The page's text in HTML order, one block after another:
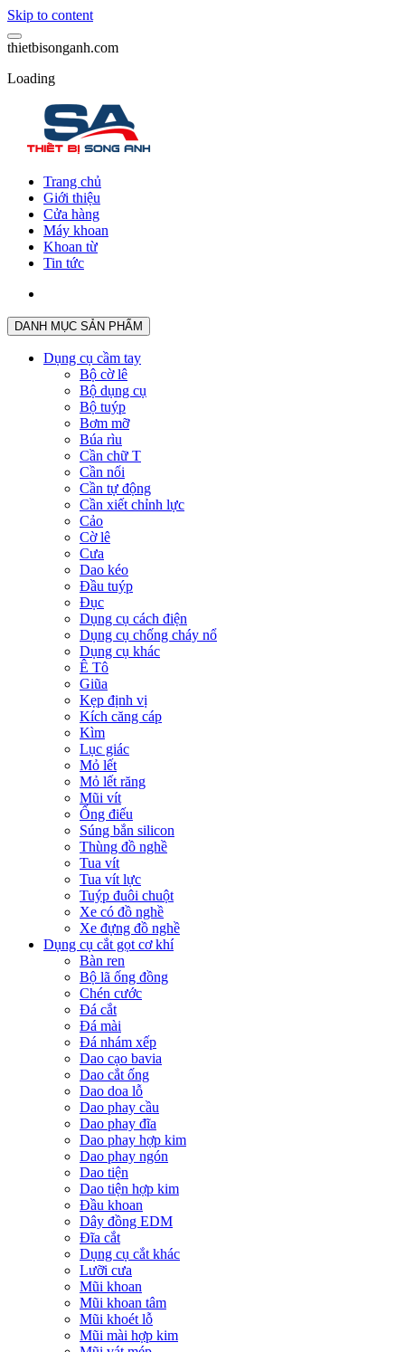
Skip to content
thietbisonganh.com
Loading
Trang chủ
Giới thiệu
Cửa hàng
Máy khoan
Khoan từ
Tin tức
DANH MỤC SẢN PHẨM
Dụng cụ cầm tay
Bộ cờ lê
Bộ dụng cụ
Bộ tuýp
Bơm mỡ
Búa rìu
Cần chữ T
Cần nối
Cần tự động
Cần xiết chỉnh lực
Cảo
Cờ lê
Cưa
Dao kéo
Đầu tuýp
Đục
Dụng cụ cách điện
Dụng cụ chống cháy nổ
Dụng cụ khác
Ê Tô
Giũa
Kẹp định vị
Kích căng cáp
Kìm
Lục giác
Mỏ lết
Mỏ lết răng
Mũi vít
Ống điếu
Súng bắn silicon
Thùng đồ nghề
Tua vít
Tua vít lực
Tuýp đuôi chuột
Xe có đồ nghề
Xe đựng đồ nghề
Dụng cụ cắt gọt cơ khí
Bàn ren
Bộ lã ống đồng
Chén cước
Đá cắt
Đá mài
Đá nhám xếp
Dao cạo bavia
Dao cắt ống
Dao doa lỗ
Dao phay cầu
Dao phay đĩa
Dao phay hợp kim
Dao phay ngón
Dao tiện
Dao tiện hợp kim
Đầu khoan
Dây đồng EDM
Đĩa cắt
Dụng cụ cắt khác
Lưỡi cưa
Mũi khoan
Mũi khoan tâm
Mũi khoét lỗ
Mũi mài hợp kim